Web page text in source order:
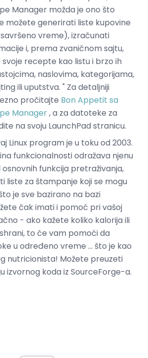
Manager možda je ono što
možete generirati liste kupovine
vreme), izračunati
i, prema zvaničnom sajtu,
recepte kao listu i brzo ih
naslovima, kategorijama,
ili uputstva. " Za detaljniji
pročitajte Bon Appetit sa
Manager, a za datoteke za
na svoju LaunchPad stranicu.
Linux program je u toku od 2003.
funkcionalnosti odražava njenu
funkcija pretraživanja,
liste za štampanje koji se mogu
je sve bazirano na bazi
čak imati i pomoć pri vašoj
- ako kažete koliko kalorija ili
to će vam pomoći da
u određeno vreme ... što je kao
nutricionista! Možete preuzeti
izvornog koda iz SourceForge-a.